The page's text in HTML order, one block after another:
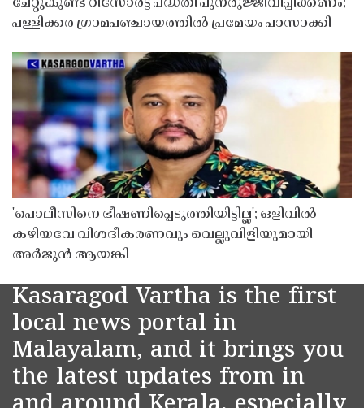
പള്ളിക്കര ഗ്രാമപഞ്ചായത്തിൽ പ്രമേയം പാസാക്കി
'പൊലീസിനെ ഭീഷണിപ്പെടുത്തിയിട്ടില്ല'; ഒളിവിൽ
കഴിയവേ വിശദീകരണവും വെല്ലുവിളിയുമായി
അർജുൻ ആയങ്കി
Kasaragod Vartha is the first
local news portal in
Malayalam, and it brings you
the latest updates from in